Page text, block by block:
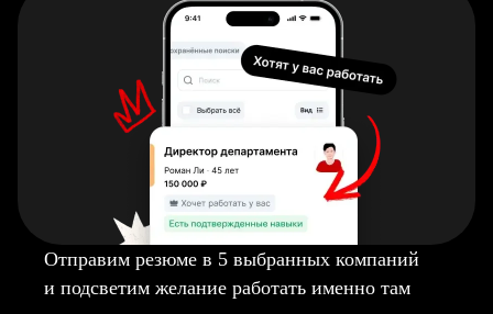
Отправим резюме в 5 выбранных компаний
и подсветим желание работать именно там